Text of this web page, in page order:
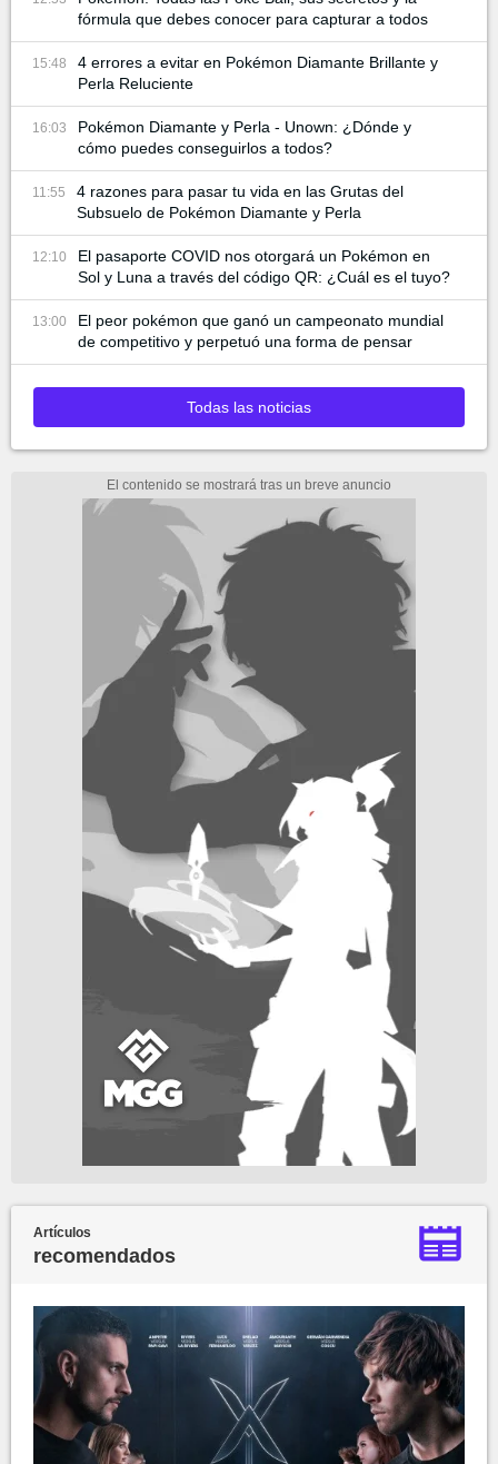
fórmula que debes conocer para capturar a todos
15:48
4 errores a evitar en Pokémon Diamante Brillante y
Perla Reluciente
16:03
Pokémon Diamante y Perla - Unown: ¿Dónde y
cómo puedes conseguirlos a todos?
11:55
4 razones para pasar tu vida en las Grutas del
Subsuelo de Pokémon Diamante y Perla
12:10
El pasaporte COVID nos otorgará un Pokémon en
Sol y Luna a través del código QR: ¿Cuál es el tuyo?
13:00
El peor pokémon que ganó un campeonato mundial
de competitivo y perpetuó una forma de pensar
Todas las noticias
Artículos
recomendados